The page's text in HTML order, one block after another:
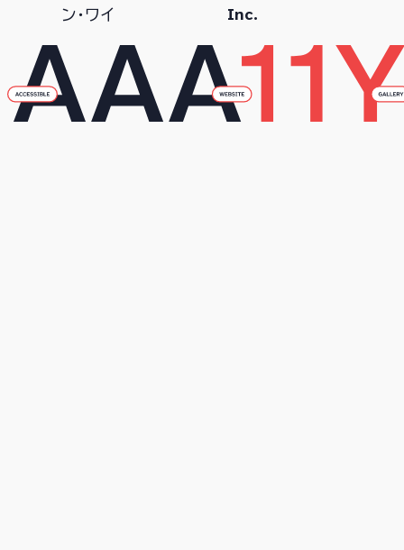
ン・ワイ Inc.